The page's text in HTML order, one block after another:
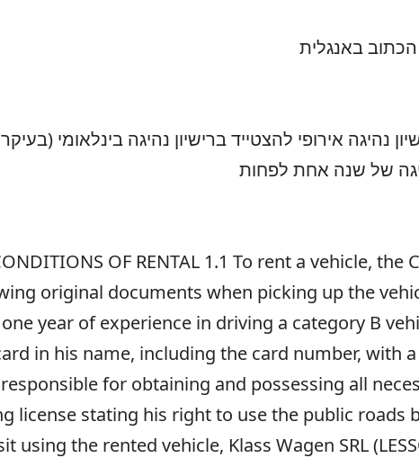
הכתוב באנגלית
נהיגה אירופי להצטייד ברישיון נהיגה בינלאומי
של שנה אחת לפחות
CONDITIONS OF RENTAL 1.1 To rent a vehicle,
original documents when picking up the
year of experience in driving a category B
in his name, including the card number, with
for obtaining and possessing all
license stating his right to use the public roads
using the rented vehicle, Klass Wagen SRL